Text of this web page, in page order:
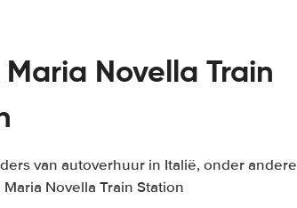
Novella Train
van autoverhuur in Italië, onder andere
Novella Train Station